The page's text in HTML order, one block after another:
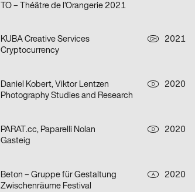
TO – Théâtre de l’Orangerie 2021
KUBA Creative Services CH
2021
Cryptocurrency
Daniel Kobert, Viktor Lentzen D
2020
Photography Studies and Research
PARAT.cc, Paparelli Nolan D
2020
Gasteig
Beton – Gruppe für Gestaltung A
2020
Zwischenräume Festival